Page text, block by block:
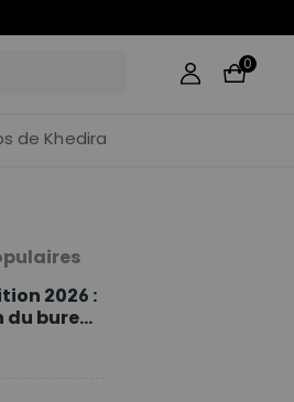
0
de Khedira
2026 :
bureau